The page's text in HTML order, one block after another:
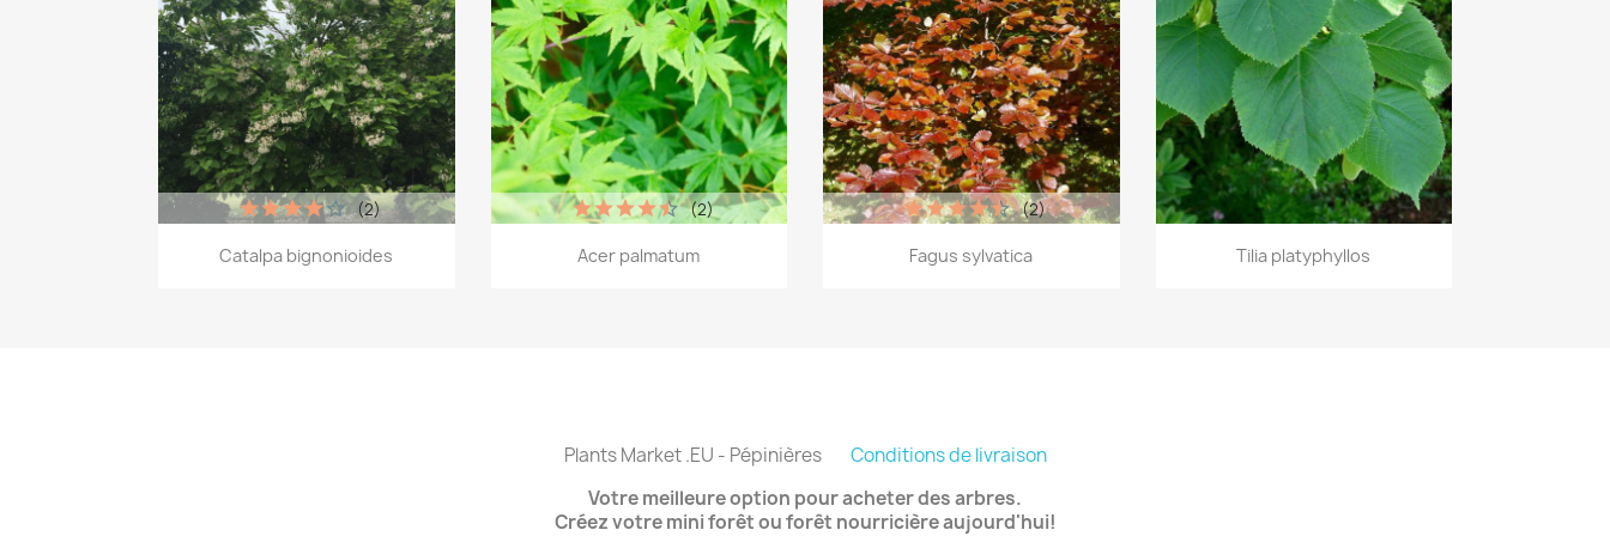
Aperçu rapide
Catalpa bignonioides
(2)
Aperçu rapide
Acer palmatum
(2)
Aperçu rapide
Fagus sylvatica
(2)
Aperçu rapide
Tilia platyphyllos
Plants Market .EU - Pépinières Conditions de livraison
Votre meilleure option pour acheter des arbres.
Créez votre mini forêt ou forêt nourricière aujourd'hui!